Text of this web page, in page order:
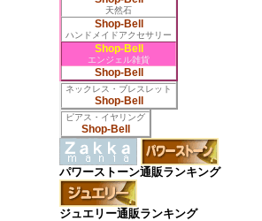
天然石
Shop-Bell
ハンドメイドアクセサリー
Shop-Bell
エンジェル雑貨
Shop-Bell
ネックレス・ブレスレット
Shop-Bell
ピアス・イヤリング
Shop-Bell
パワーストーン通販ランキング
ジュエリー通販ランキング